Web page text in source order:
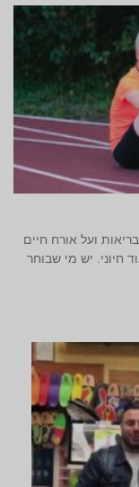
ועל אורח חיים
חיוני. יש מי שבוחר